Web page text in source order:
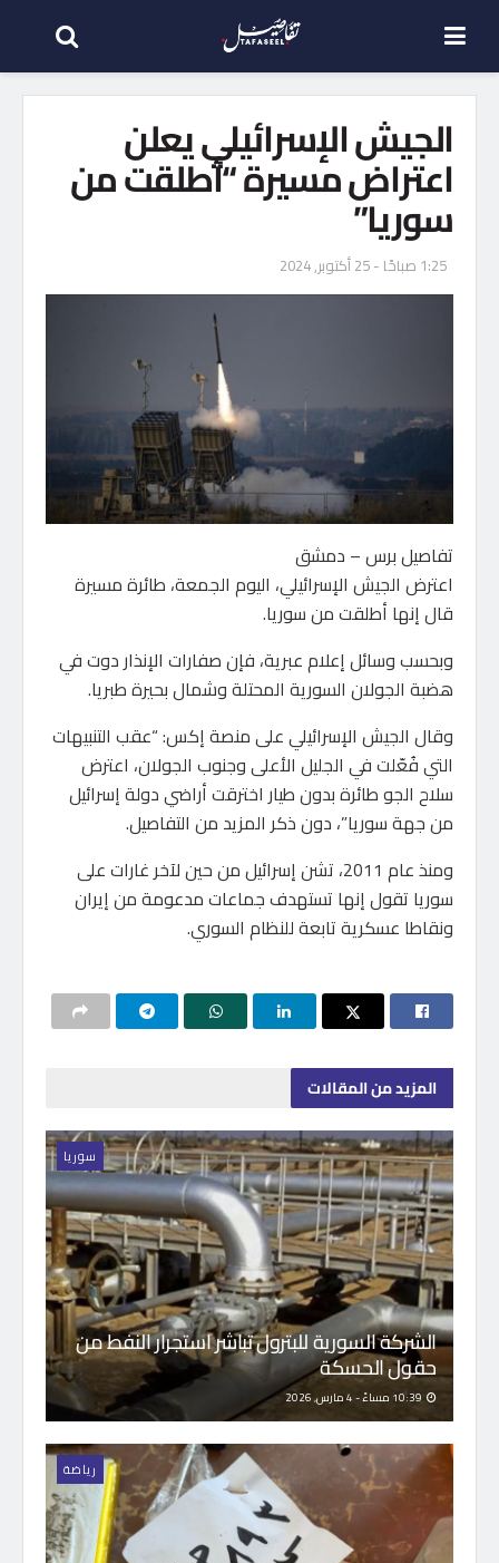
الجيش الإسرائيلي يعلن
اعتراض مسيرة “أطلقت من
سوريا”
1:25 صباحًا - 25 أكتوبر, 2024
تفاصيل برس – دمشق
اعترض الجيش الإسرائيلي، اليوم الجمعة، طائرة مسيرة
قال إنها أطلقت من سوريا.
وبحسب وسائل إعلام عبرية، فإن صفارات الإنذار دوت في
هضبة الجولان السورية المحتلة وشمال بحيرة طبريا.
وقال الجيش الإسرائيلي على منصة إكس: “عقب التنبيهات
التي فُعّلت في الجليل الأعلى وجنوب الجولان، اعترض
سلاح الجو طائرة بدون طيار اخترقت أراضي دولة إسرائيل
من جهة سوريا”، دون ذكر المزيد من التفاصيل.
ومنذ عام 2011، تشن إسرائيل من حين لآخر غارات على
سوريا تقول إنها تستهدف جماعات مدعومة من إيران
ونقاطا عسكرية تابعة للنظام السوري.
المزيدمن المقالات
سوريا
الشركة السورية للبترول تباشر استجرار النفط من
حقول الحسكة
رياضة